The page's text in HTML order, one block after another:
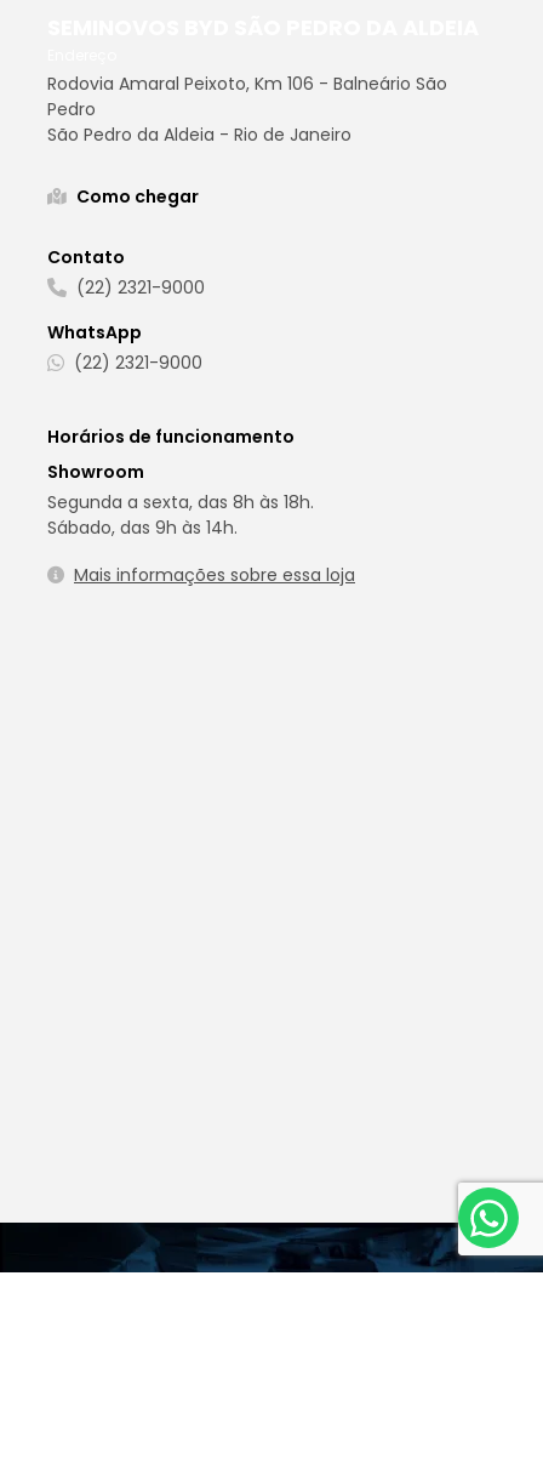
Rodovia Amaral Peixoto, Km 106 - Balneário São
Pedro
São Pedro da Aldeia - Rio de Janeiro
Como chegar
Contato
(22) 2321-9000
WhatsApp
(22) 2321-9000
Horários de funcionamento
Showroom
Segunda a sexta, das 8h às 18h.
Sábado, das 9h às 14h.
Mais informações sobre essa loja